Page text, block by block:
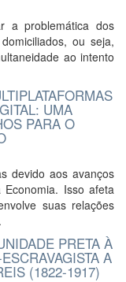
a problemática dos
ou seja,
ao intento
UMA
PARA O
devido aos avanços
Economia. Isso afeta
suas relações
PRETA À
A
(1822-1917)